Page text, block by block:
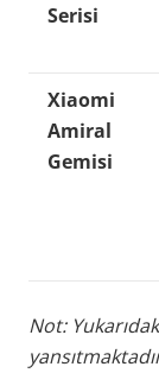
Serisi
Xiaomi
Amiral
Gemisi
Not: